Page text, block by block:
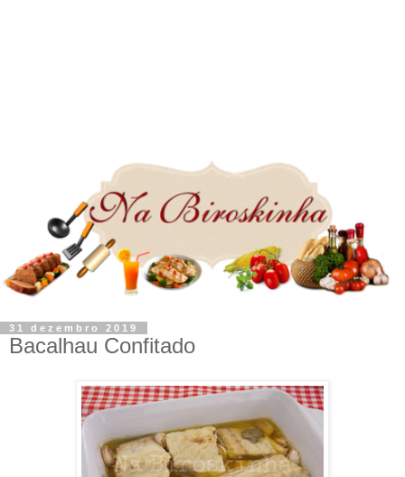
31 dezembro 2019
Bacalhau Confitado